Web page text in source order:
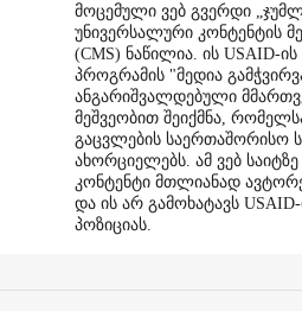
მოცემული ვებ გვერდი
უნივერსალური კონტენტის
(CMS) ნაწილია. ის USAID-
პროგრამის "მედია
ანგარიშვალდებული
მეშვეობით შეიქმნა,
გაცვლების საერთაშორისო
ახორციელებს. ამ ვებ
კონტენტი მთლიანად
და ის არ გამოხატავს
პოზიციას.